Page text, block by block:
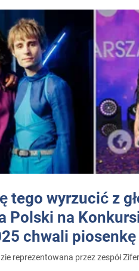
tego wyrzucić z
Polski na
chwali
reprezentowana przez zespół